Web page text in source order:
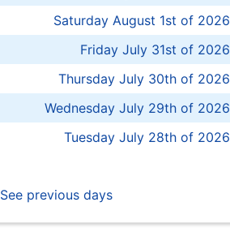
Saturday August 1st of 2026
Friday July 31st of 2026
Thursday July 30th of 2026
Wednesday July 29th of 2026
Tuesday July 28th of 2026
See previous days